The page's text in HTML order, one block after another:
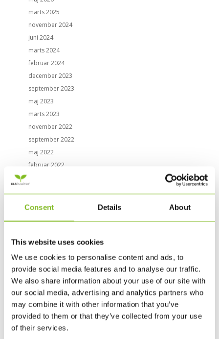
Consent Details About
This website uses cookies
We use cookies to personalise content and ads, to
provide social media features and to analyse our traffic.
We also share information about your use of our site with
our social media, advertising and analytics partners who
may combine it with other information that you’ve
provided to them or that they’ve collected from your use
of their services.
marts 2025
november 2024
juni 2024
marts 2024
februar 2024
december 2023
september 2023
maj 2023
marts 2023
november 2022
september 2022
maj 2022
februar 2022
august 2021
februar 2021
november 2020
september 2020
juni 2020
marts 2020
februar 2020
november 2019
august 2019